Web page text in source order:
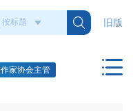
旧版
家协会主管